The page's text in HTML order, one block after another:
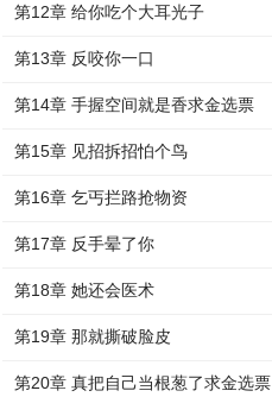
第12章 给你吃个大耳光子
第13章 反咬你一口
第14章 手握空间就是香求金选票
第15章 见招拆招怕个鸟
第16章 乞丐拦路抢物资
第17章 反手晕了你
第18章 她还会医术
第19章 那就撕破脸皮
第20章 真把自己当根葱了求金选票